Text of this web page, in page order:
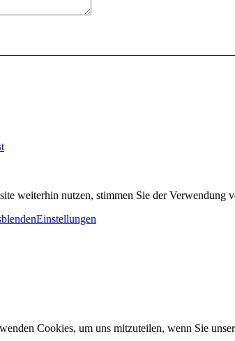
weiterhin nutzen, stimmen Sie der Verwendung
Einstellungen
Cookies, um uns mitzuteilen, wenn Sie